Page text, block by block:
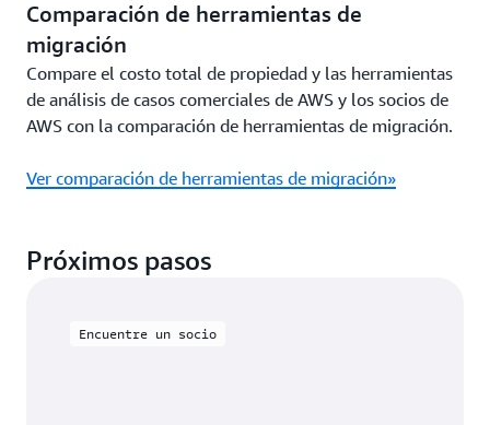
Comparación de herramientas de
migración
Compare el costo total de propiedad y las herramientas
de análisis de casos comerciales de AWS y los socios de
AWS con la comparación de herramientas de migración.
Ver comparación de herramientas de migración»
Próximos pasos
Encuentre un socio